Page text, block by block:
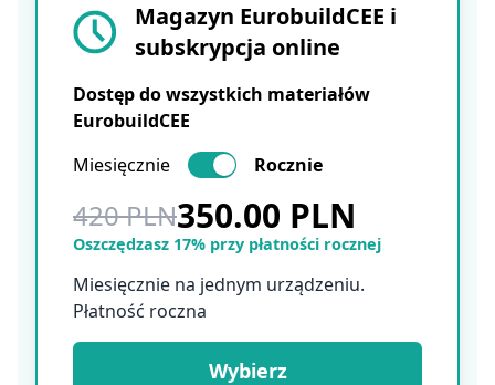
Magazyn EurobuildCEE i
subskrypcja online
Dostęp do wszystkich materiałów
EurobuildCEE
Miesięcznie
Rocznie
420 PLN350.00 PLN
Oszczędzasz 17% przy płatności rocznej
Miesięcznie na jednym urządzeniu.
Płatność roczna
Wybierz